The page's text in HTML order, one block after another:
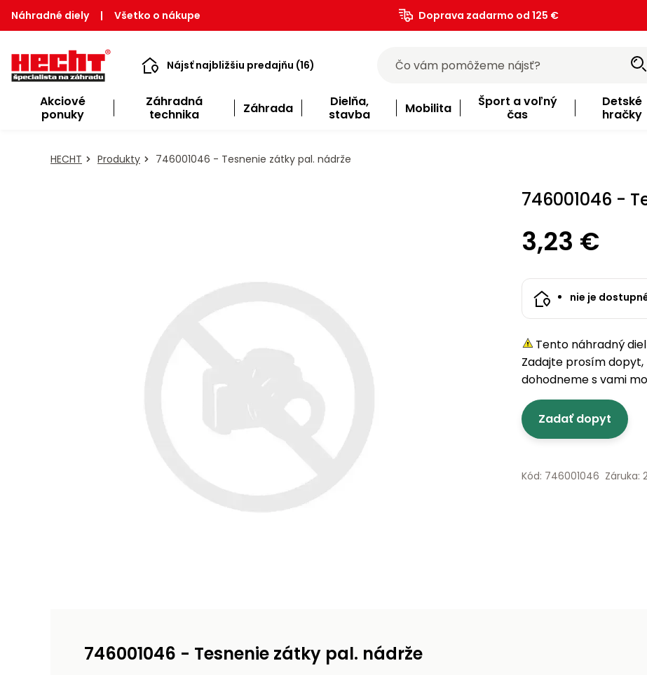
Náhradné diely | Všetko o nákupe Doprava zadarmo od 125 €
Nájsť najbližšiu predajňu (16)
Akciové
ponuky
Záhradná
technika
Záhrada
Dielňa,
stavba
Mobilita
Šport a voľný
čas
Detské
hračky
HECHT Produkty 746001046 - Tesnenie zátky pal. nádrže
746001046 -
3,23 €
nie je
Tento náhradný
Zadajte prosím
dohodneme s vami
Zadať dopyt
Kód: 746001046 Záruka:
746001046 - Tesnenie zátky pal. nádrže